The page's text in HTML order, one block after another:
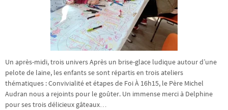
Un après-midi, trois univers Après un brise-glace ludique autour d’une
pelote de laine, les enfants se sont répartis en trois ateliers
thématiques : Convivialité et étapes de Foi À 16h15, le Père Michel
Audran nous a rejoints pour le goûter. Un immense merci à Delphine
pour ses trois délicieux gâteaux…